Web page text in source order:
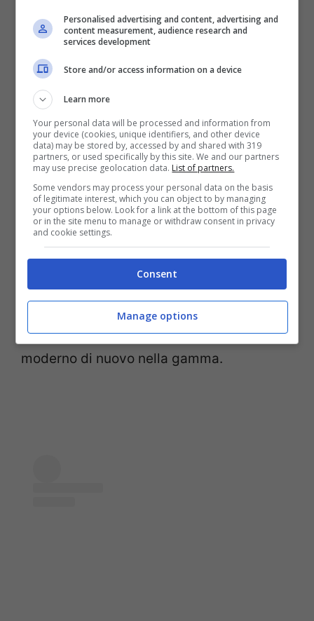
Alfa Romeosta dunque puntando quasi
totalmente su SUV e crossover per il
proprio futuro, ma c’è chi non smette di
sognare.Sul profilo Instagram di Luca
Serafini è apparso un render che
reinterpreta in chiave moderna la
splendida Montreal, una sportiva stradale
che il brand del Biscione mise in
produzione nel 1970, e che rimase in
vendita sino al 1977. Del suo ritorno si
parla spesso, visto che i fan più storici
sono ancora molto affezionati al modello
del passato, e sognano di rivederne uno
moderno di nuovo nella gamma.
Personalised advertising and content, advertising and
content measurement, audience research and
services development
Store and/or access information on a device
Learn more
Your personal data will be processed and information from
your device (cookies, unique identifiers, and other device
data) may be stored by, accessed by and shared with 319
partners, or used specifically by this site. We and our partners
may use precise geolocation data. List of partners.
Some vendors may process your personal data on the basis
of legitimate interest, which you can object to by managing
your options below. Look for a link at the bottom of this page
or in the site menu to manage or withdraw consent in privacy
and cookie settings.
Consent
Manage options